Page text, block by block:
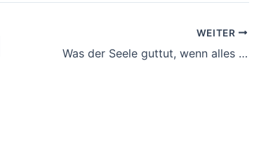
WEITER
Was der Seele guttut, wenn alles zu viel wird